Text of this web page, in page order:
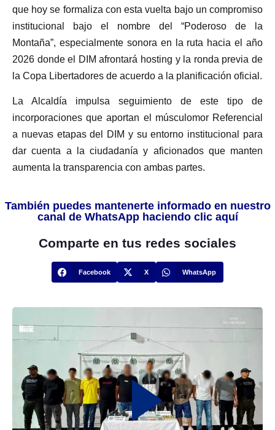
que hoy se formaliza con esta vuelta bajo un compromiso
institucional bajo el nombre del “Poderoso de la
Montaña”, especialmente sonora en la ruta hacia el año
2026 donde el DIM afrontará hosting y la ronda previa de
la Copa Libertadores de acuerdo a la planificación oficial.
La Alcaldía impulsa seguimiento de este tipo de
incorporaciones que aportan el músculomor Referencial
a nuevas etapas del DIM y su entorno institucional para
dar cuenta a la ciudadanía y aficionados que manten
aumenta la transparencia con ambas partes.
También puedes mantenerte informado en nuestro
canal de WhatsApp haciendo clic aquí
Comparte en tus redes sociales
Facebook X WhatsApp